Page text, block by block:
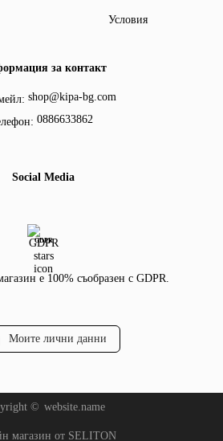
Условия
за контакт
shop@kipa-bg.com
0886633862
Social Media
GDPR
е 100% съобразен с GDPR.
Моите лични данни
© website.name
магазин от SELITON